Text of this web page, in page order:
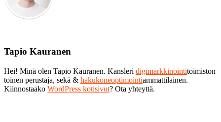
Tapio Kauranen
Hei! Minä olen Tapio Kauranen. Kansleri digimarkkinointitoimiston
toinen perustaja, sekä & hakukoneoptimointiammattilainen.
Kiinnostaako WordPress kotisivut? Ota yhteyttä.